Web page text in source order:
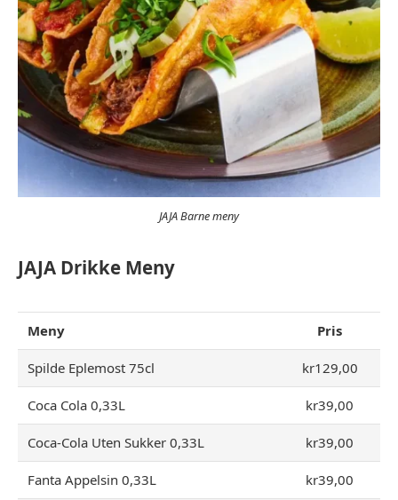
JAJA Barne meny
JAJA Drikke Meny
Meny Pris
Spilde Eplemost 75cl kr129,00
Coca Cola 0,33L kr39,00
Coca-Cola Uten Sukker 0,33L kr39,00
Fanta Appelsin 0,33L kr39,00